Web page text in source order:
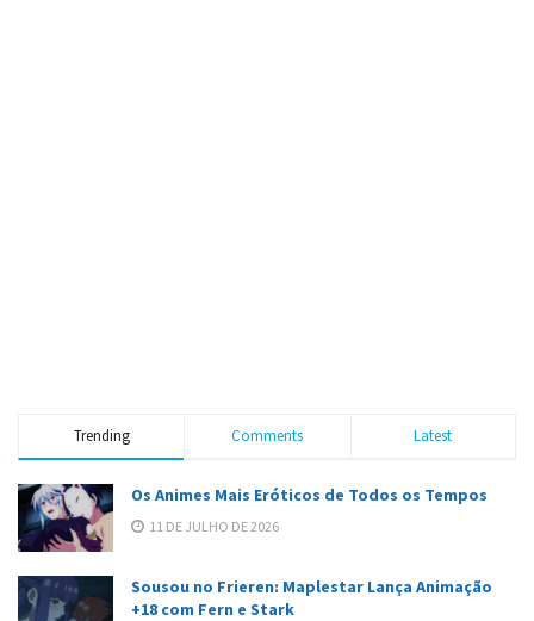
Trending Comments Latest
Os Animes Mais Eróticos de Todos os Tempos
11 DE JULHO DE 2026
Sousou no Frieren: Maplestar Lança Animação
+18 com Fern e Stark